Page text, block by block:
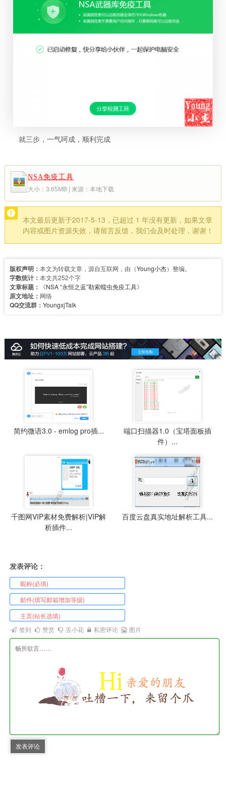
就三步，一气呵成，顺利完成
NSA免疫工具
大小：3.65MB | 来源：本地下载
本文最后更新于2017-5-13，已超过 1 年没有更新，如果文章
内容或图片资源失效，请留言反馈，我们会及时处理，谢谢！
版权声明： 本文为转载文章，源自互联网，由（Young小杰）整编。
字数统计： 本文共252个字
文章标题： 《NSA “永恒之蓝”勒索蠕虫免疫工具》
原文地址： 网络
QQ交流群： YoungxjTalk
简约微语3.0 - emlog pro插...
端口扫描器1.0（宝塔面板插
件）...
千图网VIP素材免费解析|VIP解
析插件...
百度云盘真实地址解析工具...
发表评论：
签到 赞赏 丢小花 私密评论 图片
发表评论